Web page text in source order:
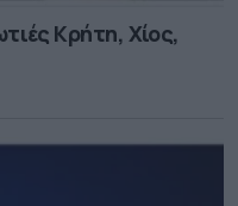
Κρήτη, Χίος,